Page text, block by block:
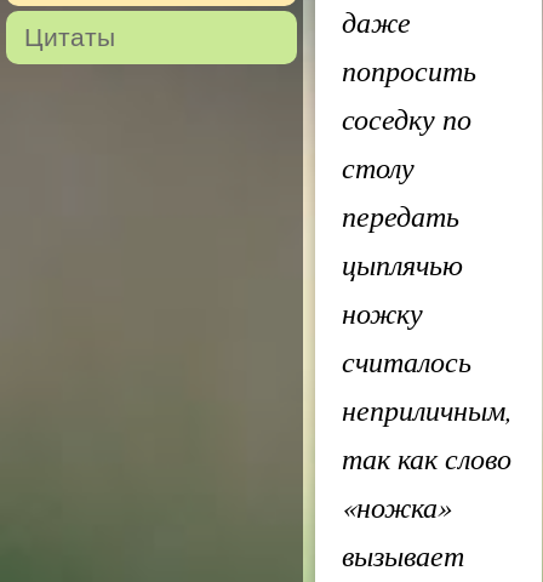
Цитаты
даже
попросить
соседку по
столу
передать
цыплячью
ножку
считалось
неприличным,
так как слово
«ножка»
вызывает